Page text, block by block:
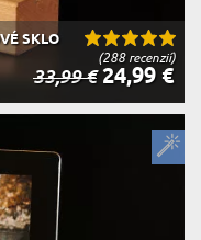
(288 recenzií)
SKLO
33,99 €24,99 €